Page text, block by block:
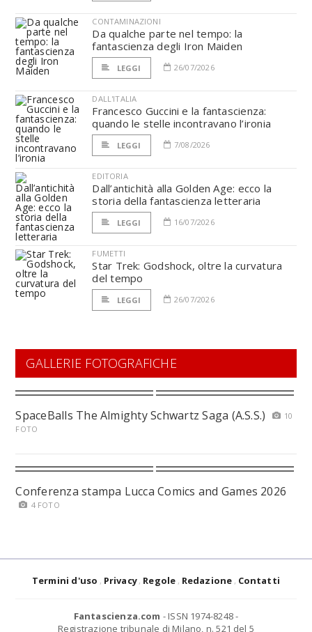
CONTAMINAZIONI
Da qualche parte nel tempo: la
fantascienza degli Iron Maiden
LEGGI 26/07/2026
DALL'ITALIA
Francesco Guccini e la fantascienza:
quando le stelle incontravano l’ironia
LEGGI 7/08/2026
EDITORIA
Dall’antichità alla Golden Age: ecco la
storia della fantascienza letteraria
LEGGI 16/07/2026
FUMETTI
Star Trek: Godshock, oltre la curvatura
del tempo
LEGGI 26/07/2026
GALLERIE FOTOGRAFICHE
SpaceBalls The Almighty Schwartz Saga (A.S.S.)
10
FOTO
Conferenza stampa Lucca Comics and Games 2026
4 FOTO
Termini d'uso Privacy Regole Redazione Contatti
Fantascienza.com - ISSN 1974-8248 -
Registrazione tribunale di Milano, n. 521 del 5